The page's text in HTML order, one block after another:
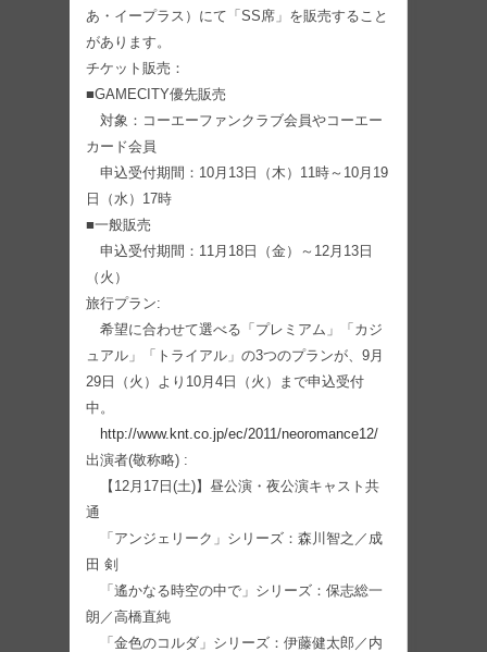
あ・イープラス）にて「SS席」を販売すること
があります。
チケット販売：
■GAMECITY優先販売
対象：コーエーファンクラブ会員やコーエー
カード会員
申込受付期間：10月13日（木）11時～10月19
日（水）17時
■一般販売
申込受付期間：11月18日（金）～12月13日
（火）
旅行プラン:
希望に合わせて選べる「プレミアム」「カジ
ュアル」「トライアル」の3つのプランが、9月
29日（火）より10月4日（火）まで申込受付
中。
http://www.knt.co.jp/ec/2011/neoromance12/
出演者(敬称略) :
【12月17日(土)】昼公演・夜公演キャスト共
通
「アンジェリーク」シリーズ：森川智之／成
田 剣
「遙かなる時空の中で」シリーズ：保志総一
朗／高橋直純
「金色のコルダ」シリーズ：伊藤健太郎／内